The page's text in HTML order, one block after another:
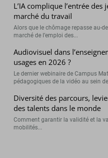
L’IA complique l’entrée
marché du travail
Alors que le chômage repasse au-
marché de l’emploi des...
Audiovisuel dans
usages en 2026 ?
Le dernier webinaire de Campus
pédagogiques de la vidéo au sein
Diversité des parcours,
des talents dans le monde
Comment garantir la validité et la
mobilités...